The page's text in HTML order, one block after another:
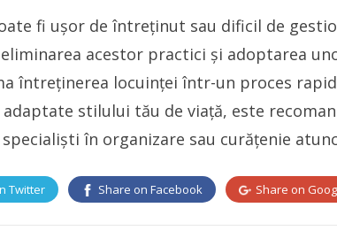
fi ușor de întreținut sau dificil de
eliminarea acestor practici și adoptarea
întreținerea locuinței într-un proces
stilului tău de viață, este
în organizare sau curățenie
Twitter Share on Facebook Share on